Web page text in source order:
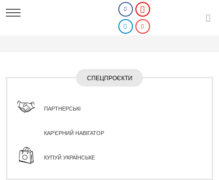
СПЕЦПРОЄКТИ
ПАРТНЕРСЬКІ
КАР'ЄРНИЙ НАВІГАТОР
КУПУЙ УКРАЇНСЬКЕ